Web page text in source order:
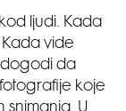
ljudi. Kada
vide
dogodi da
koje